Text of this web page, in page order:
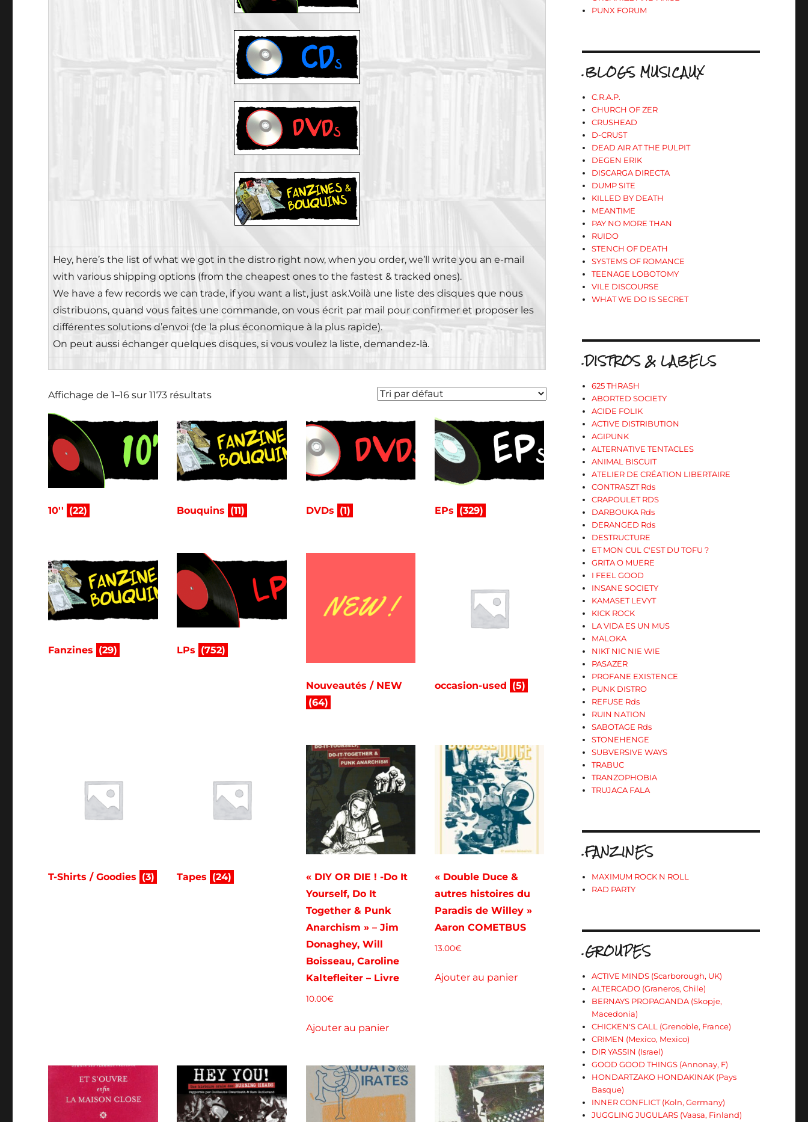
Hey, here’s the list of what we got in the distro right now, when you order, we’ll write you an e-mail
with various shipping options (from the cheapest ones to the fastest & tracked ones).
We have a few records we can trade, if you want a list, just ask.Voilà une liste des disques que nous
distribuons, quand vous faites une commande, on vous écrit par mail pour confirmer et proposer les
différentes solutions d’envoi (de la plus économique à la plus rapide).
On peut aussi échanger quelques disques, si vous voulez la liste, demandez-là.
Affichage de 1–16 sur 1173 résultats
10'' (22) Bouquins (11) DVDs (1) EPs (329)
Fanzines (29) LPs (752)
Nouveautés / NEW
(64)
occasion-used (5)
T-Shirts / Goodies (3) Tapes (24)
« DIY OR DIE ! -Do It
Yourself, Do It
Together & Punk
Anarchism » – Jim
Donaghey, Will
Boisseau, Caroline
Kaltefleiter – Livre
10.00€
Ajouter au panier
« Double Duce &
autres histoires du
Paradis de Willey »
Aaron COMETBUS
13.00€
Ajouter au panier
PUNX FORUM
.BLOGS MUSICAUX
C.R.A.P.
CHURCH OF ZER
CRUSHEAD
D-CRUST
DEAD AIR AT THE PULPIT
DEGEN ERIK
DISCARGA DIRECTA
DUMP SITE
KILLED BY DEATH
MEANTIME
PAY NO MORE THAN
RUIDO
STENCH OF DEATH
SYSTEMS OF ROMANCE
TEENAGE LOBOTOMY
VILE DISCOURSE
WHAT WE DO IS SECRET
.DISTROS & LABELS
625 THRASH
ABORTED SOCIETY
ACIDE FOLIK
ACTIVE DISTRIBUTION
AGIPUNK
ALTERNATIVE TENTACLES
ANIMAL BISCUIT
ATELIER DE CRÉATION LIBERTAIRE
CONTRASZT Rds
CRAPOULET RDS
DARBOUKA Rds
DERANGED Rds
DESTRUCTURE
ET MON CUL C'EST DU TOFU ?
GRITA O MUERE
I FEEL GOOD
INSANE SOCIETY
KAMASET LEVYT
KICK ROCK
LA VIDA ES UN MUS
MALOKA
NIKT NIC NIE WIE
PASAZER
PROFANE EXISTENCE
PUNK DISTRO
REFUSE Rds
RUIN NATION
SABOTAGE Rds
STONEHENGE
SUBVERSIVE WAYS
TRABUC
TRANZOPHOBIA
TRUJACA FALA
.FANZINES
MAXIMUM ROCK N ROLL
RAD PARTY
.GROUPES
ACTIVE MINDS (Scarborough, UK)
ALTERCADO (Graneros, Chile)
BERNAYS PROPAGANDA (Skopje,
Macedonia)
CHICKEN'S CALL (Grenoble, France)
CRIMEN (Mexico, Mexico)
DIR YASSIN (Israel)
GOOD GOOD THINGS (Annonay, F)
HONDARTZAKO HONDAKINAK (Pays
Basque)
INNER CONFLICT (Koln, Germany)
JUGGLING JUGULARS (Vaasa, Finland)